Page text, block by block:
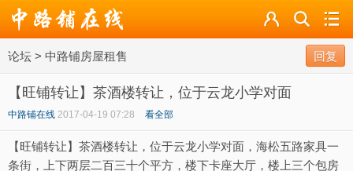
论坛 > 中路铺房屋租售 回复
【旺铺转让】茶酒楼转让，位于云龙小学对面
中路铺在线 2017-04-19 07:28 看全部
【旺铺转让】茶酒楼转让，位于云龙小学对面，海松五路家具一
条街，上下两层二百三十个平方，楼下卡座大厅，楼上三个包房
标签
广播